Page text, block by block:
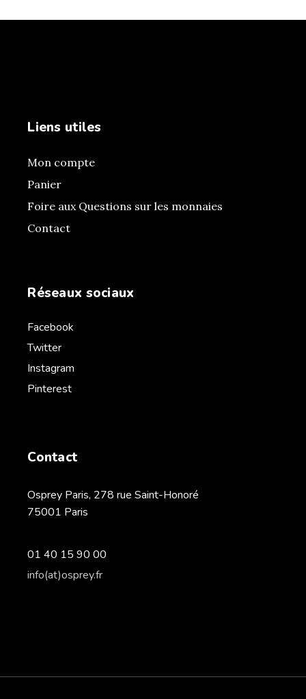
Liens utiles
Mon compte
Panier
Foire aux Questions sur les monnaies
Contact
Réseaux sociaux
Facebook
Twitter
Instagram
Pinterest
Contact
Osprey Paris, 278 rue Saint-Honoré
75001 Paris
01 40 15 90 00
info(at)osprey.fr